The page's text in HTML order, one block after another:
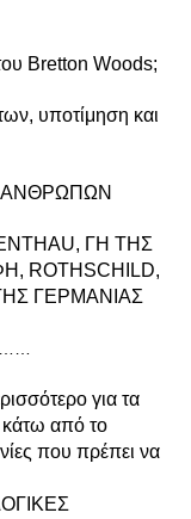
Bretton Woods;
υποτίμηση και
ΑΝΘΡΩΠΩΝ
ΓΗ ΤΗΣ
ROTHSCHILD,
ΓΕΡΜΑΝΙΑΣ
για τα
κάτω από το
που πρέπει να